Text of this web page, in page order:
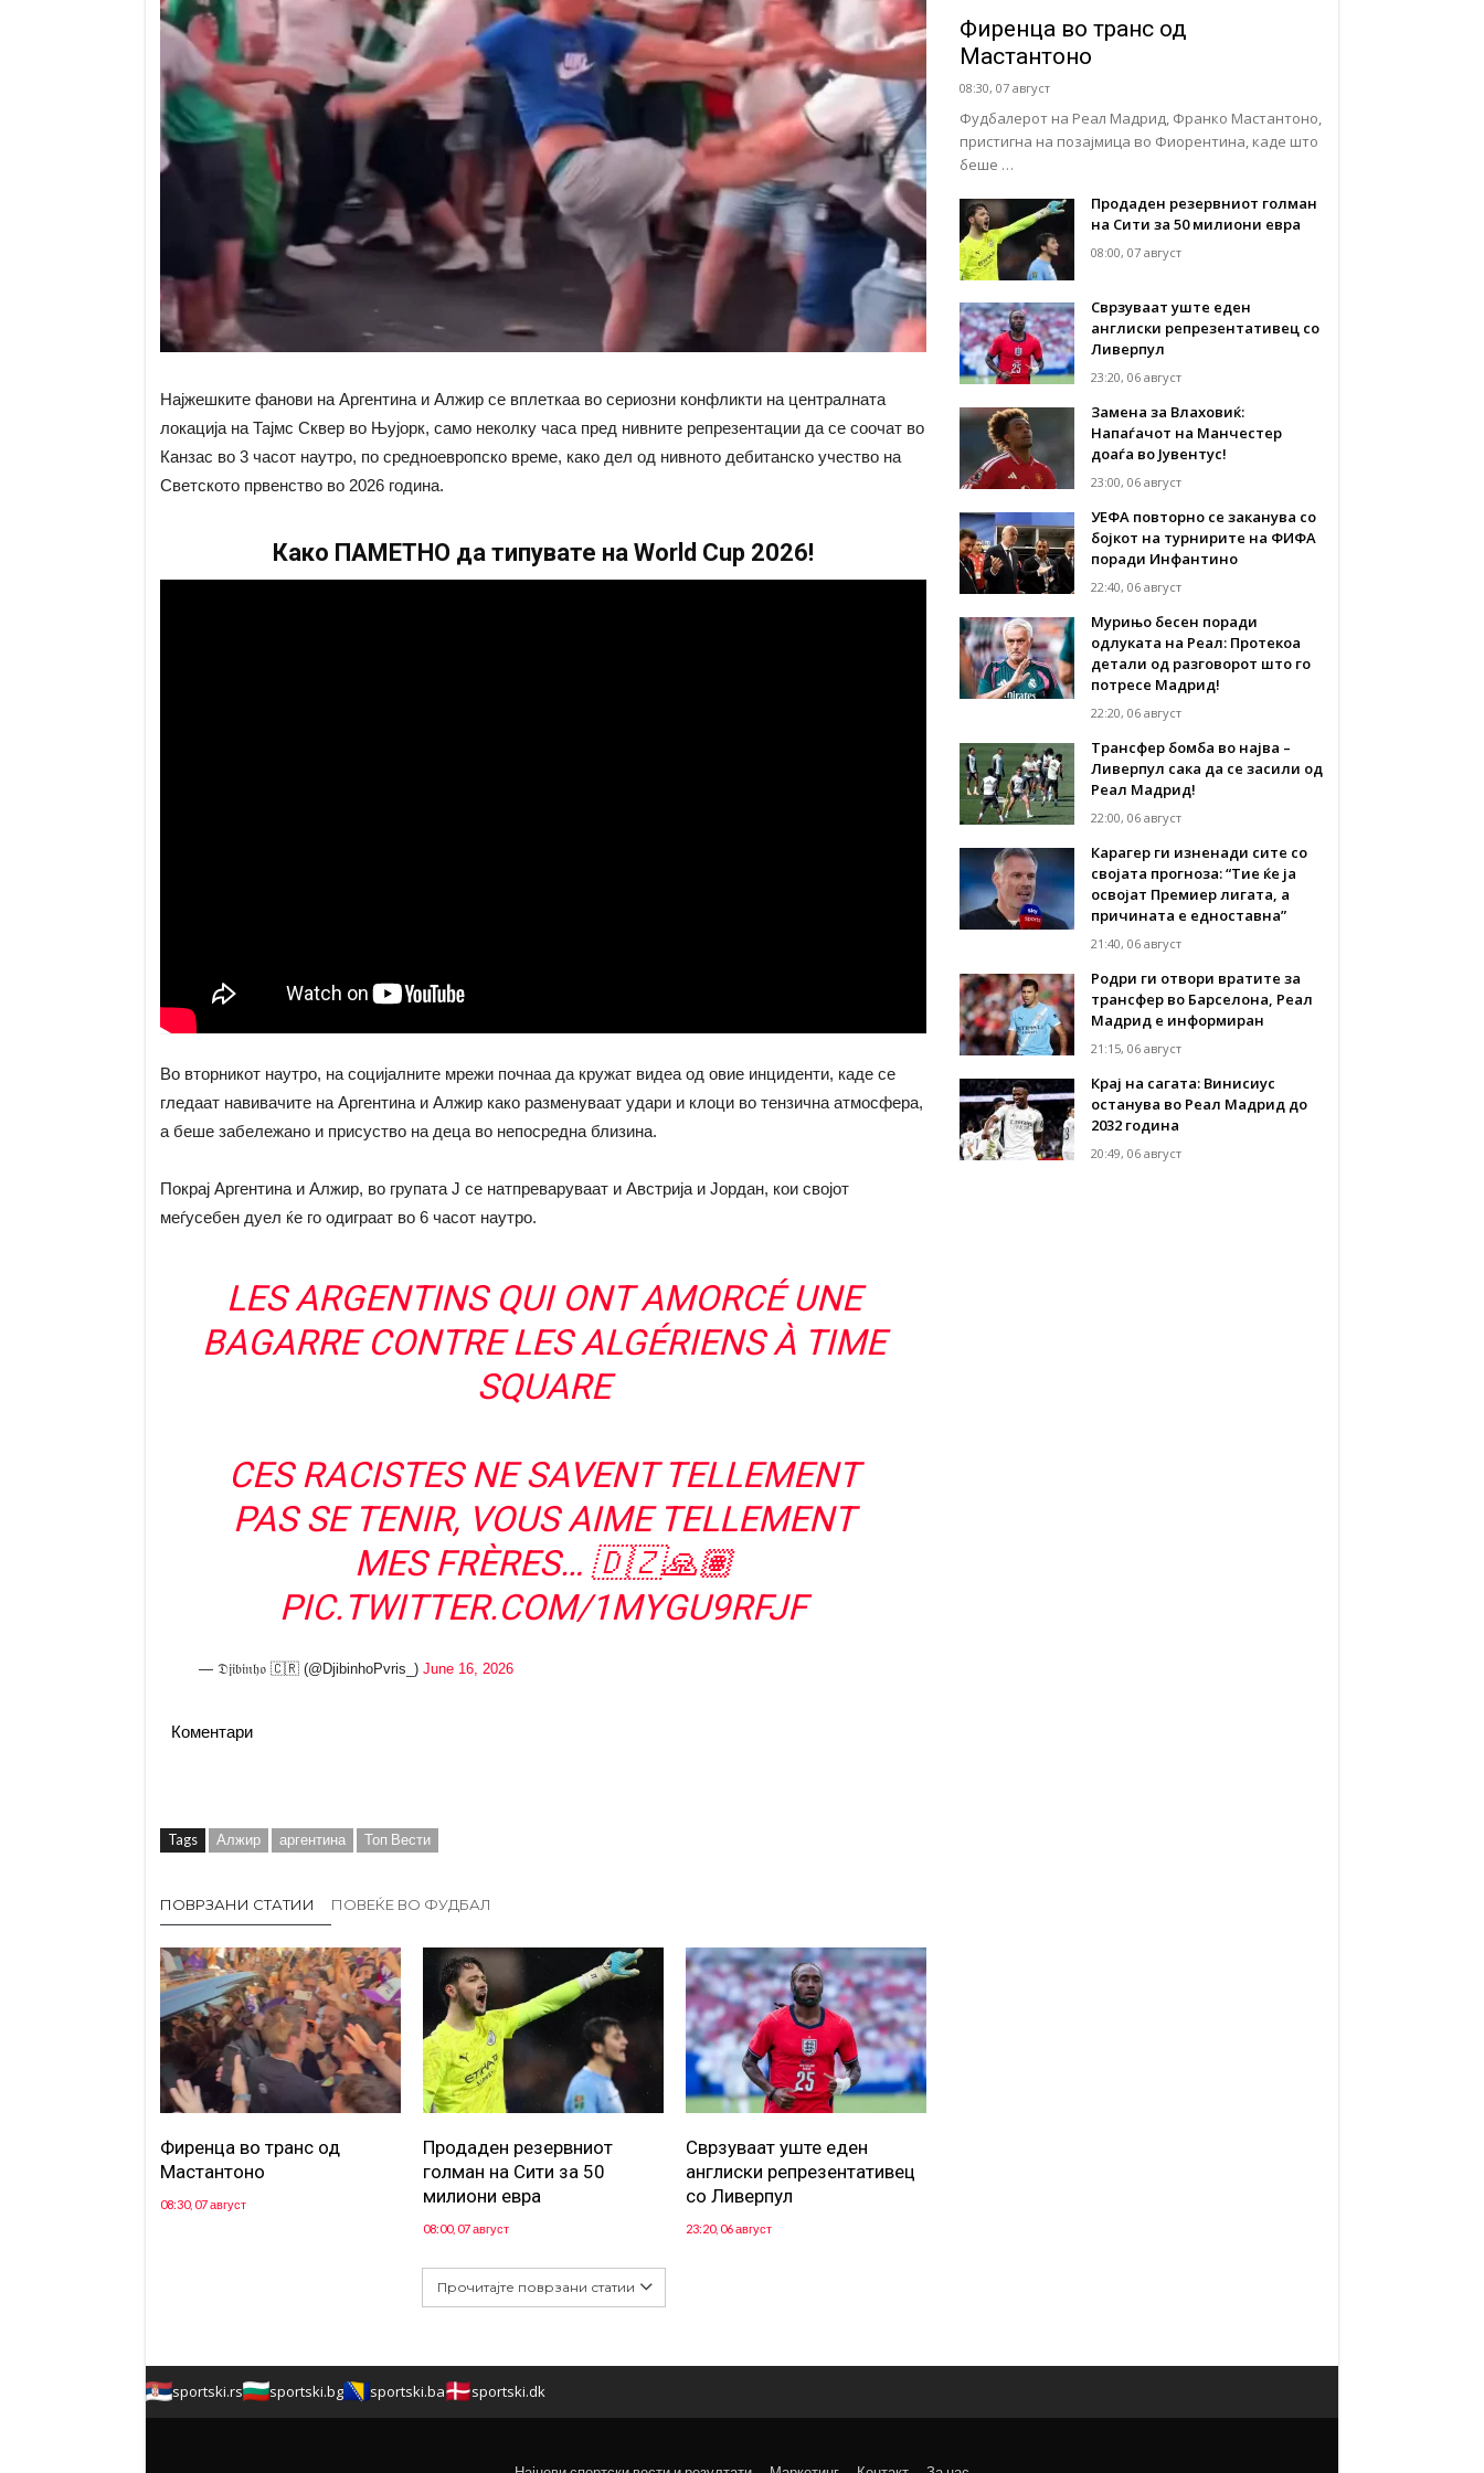
Најжешките фанови на Аргентина и Алжир се вплеткаа во сериозни конфликти на централната
локација на Тајмс Сквер во Њујорк, само неколку часа пред нивните репрезентации да се соочат во
Канзас во 3 часот наутро, по средноевропско време, како дел од нивното дебитанско учество на
Светското првенство во 2026 година.
Како ПАМЕТНО да типувате на World Cup 2026!
Во вторникот наутро, на социјалните мрежи почнаа да кружат видеа од овие инциденти, каде се
гледаат навивачите на Аргентина и Алжир како разменуваат удари и клоци во тензична атмосфера,
а беше забележано и присуство на деца во непосредна близина.
Покрај Аргентина и Алжир, во групата Ј се натпреваруваат и Австрија и Јордан, кои својот
меѓусебен дуел ќе го одиграат во 6 часот наутро.
LES ARGENTINS QUI ONT AMORCÉ UNE
BAGARRE CONTRE LES ALGÉRIENS À TIME
SQUARE
CES RACISTES NE SAVENT TELLEMENT
PAS SE TENIR, VOUS AIME TELLEMENT
MES FRÈRES… 🇩🇿🙏🏽
PIC.TWITTER.COM/1MYGU9RFJF
— 𝔇𝔧𝔦𝔟𝔦𝔫𝔥𝔬 🇨🇷 (@DjibinhoPvris_) June 16, 2026
Коментари
Tags Алжир аргентина Топ Вести
ПОВРЗАНИ СТАТИИ ПОВЕЌЕ ВО ФУДБАЛ
Фиренца во транс од
Мастантоно
08:30, 07 август
Продаден резервниот
голман на Сити за 50
милиони евра
08:00, 07 август
Сврзуваат уште еден
англиски репрезентативец
со Ливерпул
23:20, 06 август
Прочитајте поврзани статии
Фиренца во транс од
Мастантоно
08:30, 07 август
Фудбалерот на Реал Мадрид, Франко Мастантоно,
пристигна на позајмица во Фиорентина, каде што
беше …
Продаден резервниот голман
на Сити за 50 милиони евра
08:00, 07 август
Сврзуваат уште еден
англиски репрезентативец со
Ливерпул
23:20, 06 август
Замена за Влаховиќ:
Напаѓачот на Манчестер
доаѓа во Јувентус!
23:00, 06 август
УЕФА повторно се заканува со
бојкот на турнирите на ФИФА
поради Инфантино
22:40, 06 август
Мурињо бесен поради
одлуката на Реал: Протекоа
детали од разговорот што го
потресе Мадрид!
22:20, 06 август
Трансфер бомба во најва –
Ливерпул сака да се засили од
Реал Мадрид!
22:00, 06 август
Карагер ги изненади сите со
својата прогноза: “Тие ќе ја
освојат Премиер лигата, а
причината е едноставна”
21:40, 06 август
Родри ги отвори вратите за
трансфер во Барселона, Реал
Мадрид е информиран
21:15, 06 август
Крај на сагата: Винисиус
останува во Реал Мадрид до
2032 година
20:49, 06 август
sportski.rs sportski.bg sportski.ba sportski.dk